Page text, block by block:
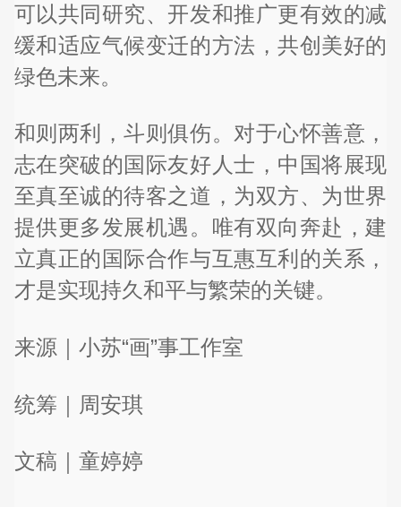
可以共同研究、开发和推广更有效的减
缓和适应气候变迁的方法，共创美好的
绿色未来。
和则两利，斗则俱伤。对于心怀善意，
志在突破的国际友好人士，中国将展现
至真至诚的待客之道，为双方、为世界
提供更多发展机遇。唯有双向奔赴，建
立真正的国际合作与互惠互利的关系，
才是实现持久和平与繁荣的关键。
来源｜小苏“画”事工作室
统筹｜周安琪
文稿｜童婷婷